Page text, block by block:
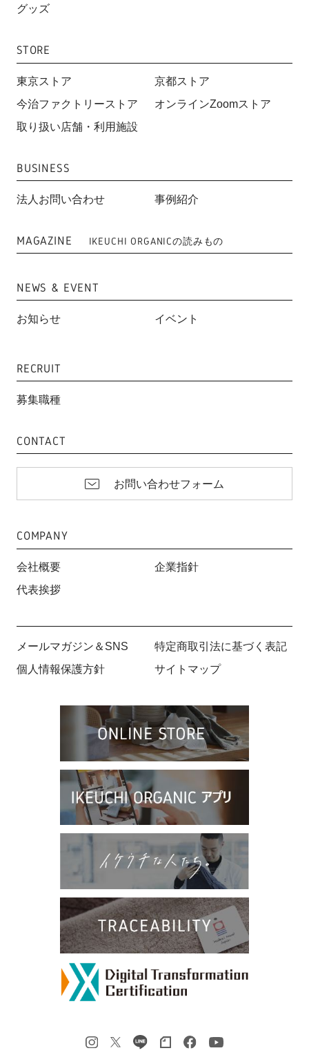
グッズ
STORE
東京ストア
京都ストア
今治ファクトリーストア
オンラインZoomストア
取り扱い店舗・利用施設
BUSINESS
法人お問い合わせ 事例紹介
MAGAZINE IKEUCHI ORGANICの読みもの
NEWS & EVENT
お知らせ イベント
RECRUIT
募集職種
CONTACT
お問い合わせフォーム
COMPANY
会社概要
企業指針
代表挨拶
メールマガジン＆SNS
特定商取引法に基づく表記
個人情報保護方針
サイトマップ